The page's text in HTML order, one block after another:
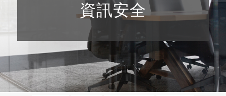
資訊安全